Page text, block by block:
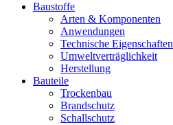
Baustoffe
Arten & Komponenten
Anwendungen
Technische Eigenschaften
Umweltverträglichkeit
Herstellung
Bauteile
Trockenbau
Brandschutz
Schallschutz